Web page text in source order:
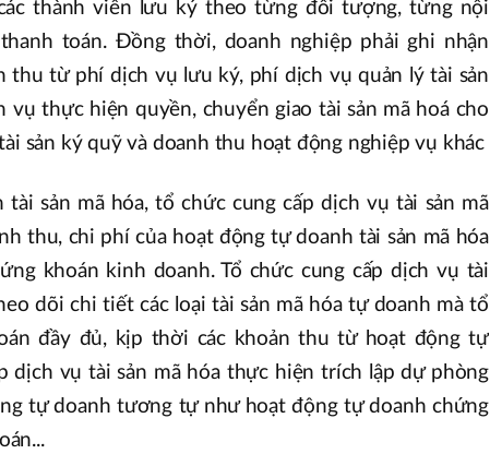
các thành viên lưu ký theo từng đối tượng, từng nội
toán. Đồng thời, doanh nghiệp phải ghi nhận
thu từ phí dịch vụ lưu ký, phí dịch vụ quản lý tài sản
vụ thực hiện quyền, chuyển giao tài sản mã hoá cho
sản ký quỹ và doanh thu hoạt động nghiệp vụ khác
sản mã hóa, tổ chức cung cấp dịch vụ tài sản mã
thu, chi phí của hoạt động tự doanh tài sản mã hóa
khoán kinh doanh. Tổ chức cung cấp dịch vụ tài
dõi chi tiết các loại tài sản mã hóa tự doanh mà tổ
đầy đủ, kịp thời các khoản thu từ hoạt động tự
dịch vụ tài sản mã hóa thực hiện trích lập dự phòng
tự doanh tương tự như hoạt động tự doanh chứng